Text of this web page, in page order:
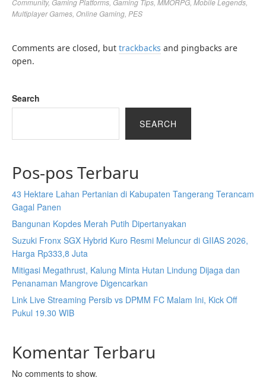
Community, Gaming Platforms Gaming Tips MMORPG Mobile Legends
Multiplayer Games Online Gaming PES
Comments are closed, but trackbacks and pingbacks are
open.
Search
SEARCH
Pos-pos Terbaru
43 Hektare Lahan Pertanian di Kabupaten Tangerang Terancam
Gagal Panen
Bangunan Kopdes Merah Putih Dipertanyakan
Suzuki Fronx SGX Hybrid Kuro Resmi Meluncur di GIIAS 2026,
Harga Rp333,8 Juta
Mitigasi Megathrust, Kalung Minta Hutan Lindung Dijaga dan
Penanaman Mangrove Digencarkan
Link Live Streaming Persib vs DPMM FC Malam Ini, Kick Off
Pukul 19.30 WIB
Komentar Terbaru
No comments to show.